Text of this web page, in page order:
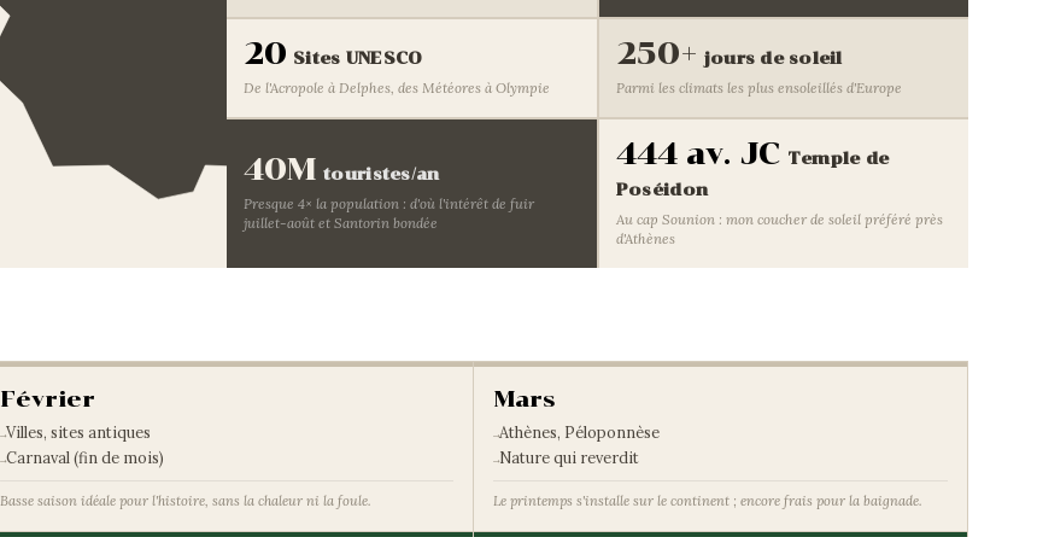
20 Sites UNESCO
De l'Acropole à Delphes, des Météores à Olympie
250+ jours de soleil
Parmi les climats les plus ensoleillés d'Europe
40M touristes/an
Presque 4× la population : d'où l'intérêt de fuir
juillet-août et Santorin bondée
444 av. JC Temple de
Poséidon
Au cap Sounion : mon coucher de soleil préféré près
d'Athènes
Février
Villes, sites antiques
Carnaval (fin de mois)
Basse saison idéale pour l'histoire, sans la chaleur ni la foule.
Mars
Athènes, Péloponnèse
Nature qui reverdit
Le printemps s'installe sur le continent ; encore frais pour la baignade.